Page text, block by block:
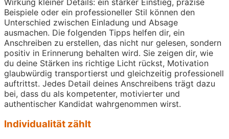
Beispiele oder ein professioneller Stil können den
Unterschied zwischen Einladung und Absage
ausmachen. Die folgenden Tipps helfen dir, ein
Anschreiben zu erstellen, das nicht nur gelesen, sondern
positiv in Erinnerung behalten wird. Sie zeigen dir, wie
du deine Stärken ins richtige Licht rückst, Motivation
glaubwürdig transportierst und gleichzeitig professionell
auftrittst. Jedes Detail deines Anschreibens trägt dazu
bei, dass du als kompetenter, motivierter und
authentischer Kandidat wahrgenommen wirst.
Individualität zählt